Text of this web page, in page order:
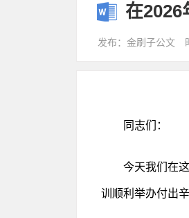
在2026
发布：金刷子公文
同志们：
今天我们在
训顺利举办付出